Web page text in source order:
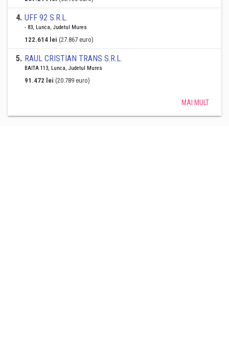
4. UFF 92 S.R.L.
- 83, Lunca, Judetul Mures
122.614 lei (27.867 euro)
5. RAUL CRISTIAN TRANS S.R.L.
BAITA 113, Lunca, Judetul Mures
91.472 lei (20.789 euro)
MAI MULT